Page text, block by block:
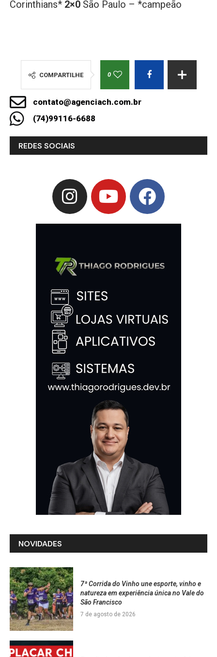
Corinthians* 2×0 São Paulo – *campeão
COMPARTILHE 0
contato@agenciach.com.br
(74)99116-6688
REDES SOCIAIS
NOVIDADES
7ª Corrida do Vinho une esporte, vinho e
natureza em experiência única no Vale do
São Francisco
7 de agosto de 2026